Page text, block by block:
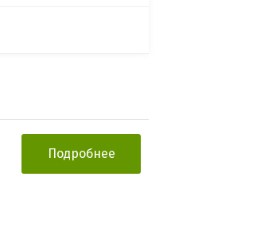
Подробнее